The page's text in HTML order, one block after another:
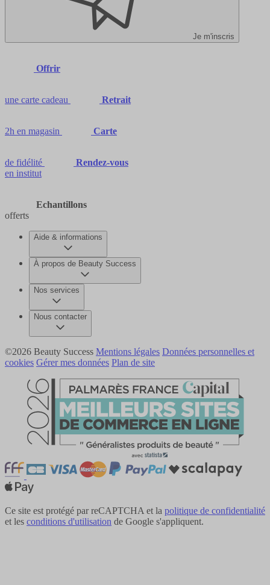
Je m'inscris
Offrir
une carte cadeau Retrait
2h en magasin Carte
de fidélité
Rendez-vous
en institut
Echantillons
offerts
Aide & informations
À propos de Beauty Success
Nos services
Nous contacter
©2026 Beauty Success Mentions légales Données personnelles et
cookies Gérer mes données Plan de site
Ce site est protégé par reCAPTCHA et la politique de confidentialité
et les conditions d'utilisation de Google s'appliquent.